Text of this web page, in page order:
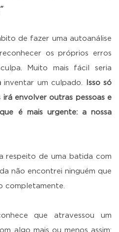
de fazer uma autoanálise
os próprios erros
Muito mais fácil seria
inventar um culpado.
Isso só
envolver outras pessoas e
é mais urgente: a nossa
respeito de uma batida com
não encontrei ninguém que
completamente.
que atravessou um
algo mais ou menos assim: